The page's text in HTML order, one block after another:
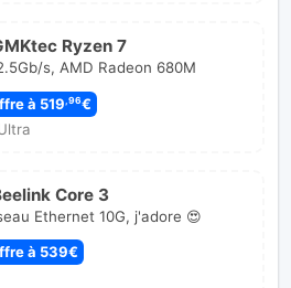
Ryzen 7
s, AMD Radeon 680M
à 519,96€
Core 3
Ethernet 10G, j'adore 😍
à 539€